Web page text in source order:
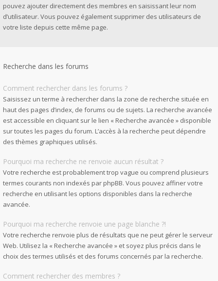
pouvez ajouter directement des membres en saisissant leur nom
d’utilisateur. Vous pouvez également supprimer des utilisateurs de
votre liste depuis cette même page.
Recherche dans les forums
Comment rechercher dans les forums ?
Saisissez un terme à rechercher dans la zone de recherche située en
haut des pages d’index, de forums ou de sujets. La recherche avancée
est accessible en cliquant sur le lien « Recherche avancée » disponible
sur toutes les pages du forum. L’accès à la recherche peut dépendre
des thèmes graphiques utilisés.
Pourquoi ma recherche ne renvoie aucun résultat ?
Votre recherche est probablement trop vague ou comprend plusieurs
termes courants non indexés par phpBB. Vous pouvez affiner votre
recherche en utilisant les options disponibles dans la recherche
avancée.
Pourquoi ma recherche renvoie une page blanche ?!
Votre recherche renvoie plus de résultats que ne peut gérer le serveur
Web. Utilisez la « Recherche avancée » et soyez plus précis dans le
choix des termes utilisés et des forums concernés par la recherche.
Comment rechercher des membres ?